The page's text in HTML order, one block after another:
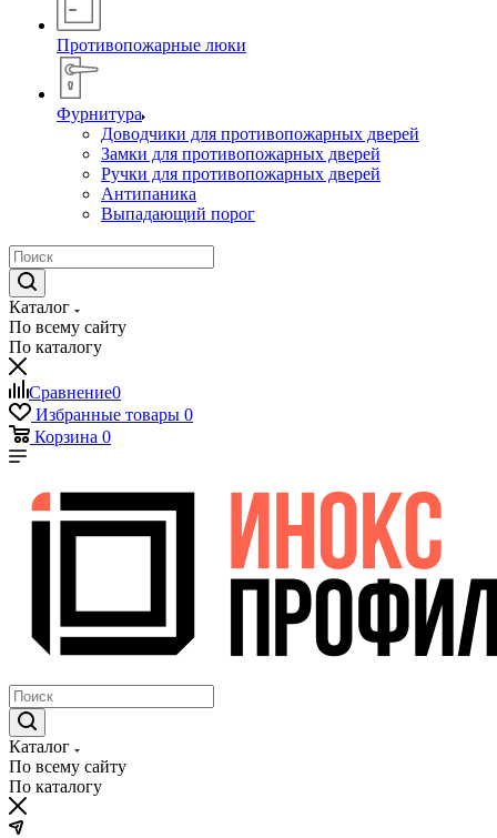
Противопожарные люки
Фурнитура
Доводчики для противопожарных дверей
Замки для противопожарных дверей
Ручки для противопожарных дверей
Антипаника
Выпадающий порог
Каталог
По всему сайту
По каталогу
Сравнение0
Избранные товары 0
Корзина 0
Каталог
По всему сайту
По каталогу